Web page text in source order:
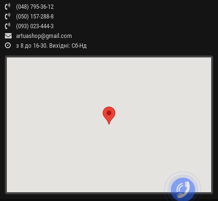
(048) 795-36-12
(050) 157-288-8
(093) 023-444-3
artuashop@gmail.com
з 8 до 16-30. Вихідні: Сб-Нд